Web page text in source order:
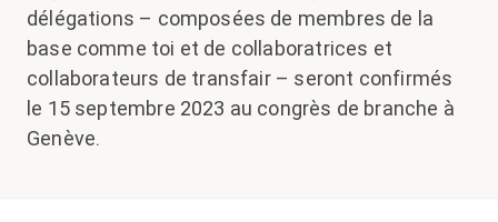
délégations – composées de membres de la
base comme toi et de collaboratrices et
collaborateurs de transfair – seront confirmés
le 15 septembre 2023 au congrès de branche à
Genève.